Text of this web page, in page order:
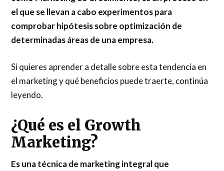
el que se llevan a cabo experimentos para
comprobar hipótesis sobre optimización de
determinadas áreas de una empresa.
Si quieres aprender a detalle sobre esta tendencia en
el marketing y qué beneficios puede traerte, continúa
leyendo.
¿Qué es el Growth
Marketing?
Es una técnica de marketing integral que